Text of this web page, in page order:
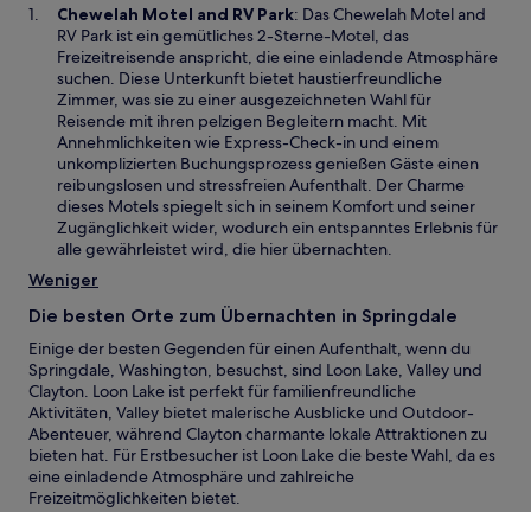
Chewelah Motel and RV ParkW
i
r
d
i
n
e
i
n
e
m
n
e
F
e
n
s
t
e
r
: Das Chewelah Motel and
RV Park ist ein gemütliches 2-Sterne-Motel, das
Freizeitreisende anspricht, die eine einladende Atmosphäre
suchen. Diese Unterkunft bietet haustierfreundliche
Zimmer, was sie zu einer ausgezeichneten Wahl für
Reisende mit ihren pelzigen Begleitern macht. Mit
Annehmlichkeiten wie Express-Check-in und einem
unkomplizierten Buchungsprozess genießen Gäste einen
reibungslosen und stressfreien Aufenthalt. Der Charme
dieses Motels spiegelt sich in seinem Komfort und seiner
Zugänglichkeit wider, wodurch ein entspanntes Erlebnis für
alle gewährleistet wird, die hier übernachten.
Weniger
Die besten Orte zum Übernachten in Springdale
Einige der besten Gegenden für einen Aufenthalt, wenn du
Springdale, Washington, besuchst, sind Loon Lake, Valley und
Clayton. Loon Lake ist perfekt für familienfreundliche
Aktivitäten, Valley bietet malerische Ausblicke und Outdoor-
Abenteuer, während Clayton charmante lokale Attraktionen zu
bieten hat. Für Erstbesucher ist Loon Lake die beste Wahl, da es
eine einladende Atmosphäre und zahlreiche
Freizeitmöglichkeiten bietet.